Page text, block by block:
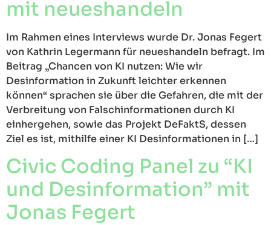
mit neueshandeln
Im Rahmen eines Interviews wurde Dr. Jonas Fegert
von Kathrin Legermann für neueshandeln befragt. Im
Beitrag „Chancen von KI nutzen: Wie wir
Desinformation in Zukunft leichter erkennen
können“ sprachen sie über die Gefahren, die mit der
Verbreitung von Falschinformationen durch KI
einhergehen, sowie das Projekt DeFaktS, dessen
Ziel es ist, mithilfe einer KI Desinformationen in […]
Civic Coding Panel zu “KI
und Desinformation” mit
Jonas Fegert